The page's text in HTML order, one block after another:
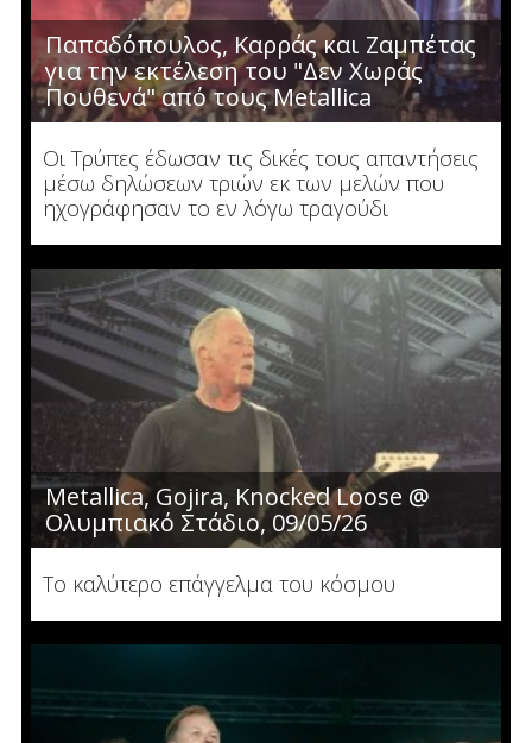
Παπαδόπουλος, Καρράς και Ζαμπέτας
για την εκτέλεση του "Δεν Χωράς
Πουθενά" από τους Metallica
Οι Τρύπες έδωσαν τις δικές τους απαντήσεις
μέσω δηλώσεων τριών εκ των μελών που
ηχογράφησαν το εν λόγω τραγούδι
Metallica, Gojira, Knocked Loose @
Ολυμπιακό Στάδιο, 09/05/26
Το καλύτερο επάγγελμα του κόσμου